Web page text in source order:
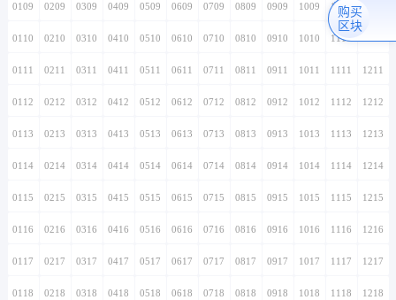
0109 0209 0309 0409 0509 0609 0709 0809 0909 1009 1109
0110 0210 0310 0410 0510 0610 0710 0810 0910 1010 1110
0111 0211 0311 0411 0511 0611 0711 0811 0911 1011 1111 1211
0112 0212 0312 0412 0512 0612 0712 0812 0912 1012 1112 1212
0113 0213 0313 0413 0513 0613 0713 0813 0913 1013 1113 1213
0114 0214 0314 0414 0514 0614 0714 0814 0914 1014 1114 1214
0115 0215 0315 0415 0515 0615 0715 0815 0915 1015 1115 1215
0116 0216 0316 0416 0516 0616 0716 0816 0916 1016 1116 1216
0117 0217 0317 0417 0517 0617 0717 0817 0917 1017 1117 1217
0118 0218 0318 0418 0518 0618 0718 0818 0918 1018 1118 1218
购买
区块